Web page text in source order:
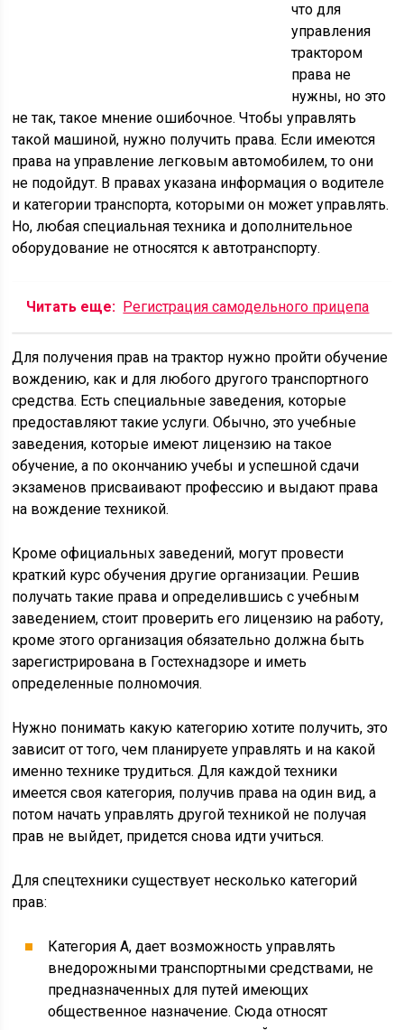
что для
управления
трактором
права не
нужны, но это
не так, такое мнение ошибочное. Чтобы управлять
такой машиной, нужно получить права. Если имеются
права на управление легковым автомобилем, то они
не подойдут. В правах указана информация о водителе
и категории транспорта, которыми он может управлять.
Но, любая специальная техника и дополнительное
оборудование не относятся к автотранспорту.
Читать еще: Регистрация самодельного прицепа
Для получения прав на трактор нужно пройти обучение
вождению, как и для любого другого транспортного
средства. Есть специальные заведения, которые
предоставляют такие услуги. Обычно, это учебные
заведения, которые имеют лицензию на такое
обучение, а по окончанию учебы и успешной сдачи
экзаменов присваивают профессию и выдают права
на вождение техникой.
Кроме официальных заведений, могут провести
краткий курс обучения другие организации. Решив
получать такие права и определившись с учебным
заведением, стоит проверить его лицензию на работу,
кроме этого организация обязательно должна быть
зарегистрирована в Гостехнадзоре и иметь
определенные полномочия.
Нужно понимать какую категорию хотите получить, это
зависит от того, чем планируете управлять и на какой
именно технике трудиться. Для каждой техники
имеется своя категория, получив права на один вид, а
потом начать управлять другой техникой не получая
прав не выйдет, придется снова идти учиться.
Для спецтехники существует несколько категорий
прав:
Категория А, дает возможность управлять
внедорожными транспортными средствами, не
предназначенных для путей имеющих
общественное назначение. Сюда относят